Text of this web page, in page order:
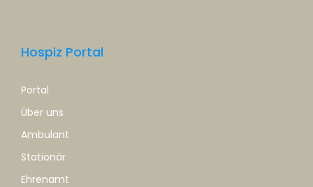
Hospiz Portal
Portal
Über uns
Ambulant
Stationär
Ehrenamt